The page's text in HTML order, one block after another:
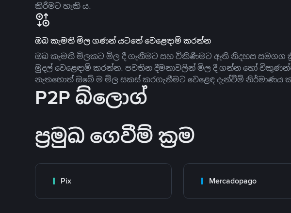
කිරීමට හැකි ය.
ඔබ කැමති මිල ගණන් යටතේ වෙළෙඳාම් කරන්න
ඔබ කැමති මිලකට මිල දී ගැනීමට සහ විකිණීමට ඇති නිදහස සමගග
මුදල් වෙළෙඳාම් කරන්න. පවතින දීමනාවලින් මිල දී ගන්න හෝ
නැතහොත් ඔබේ ම මිල සකස් කරගැනීමට වෙළෙඳ දැන්වීම් නිර්මාණය
P2P බ්ලොග්
ප්‍රමුඛ ගෙවීම් ක්‍රම
Pix Mercadopago